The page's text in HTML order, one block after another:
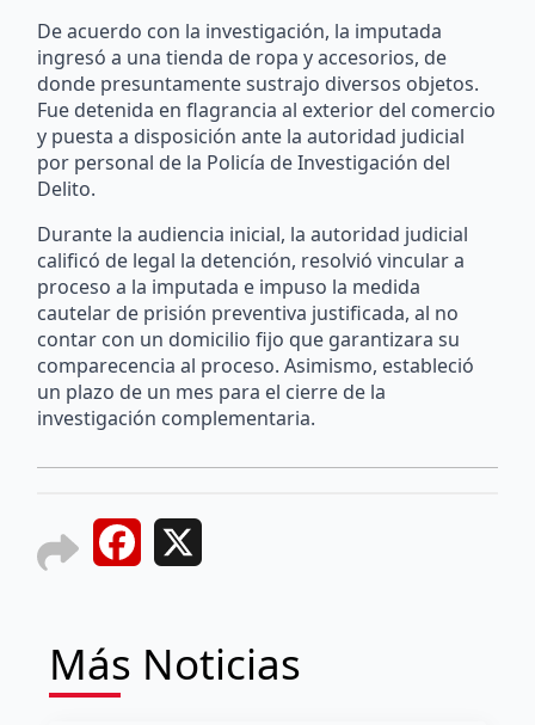
De acuerdo con la investigación, la imputada
ingresó a una tienda de ropa y accesorios, de
donde presuntamente sustrajo diversos objetos.
Fue detenida en flagrancia al exterior del comercio
y puesta a disposición ante la autoridad judicial
por personal de la Policía de Investigación del
Delito.
Durante la audiencia inicial, la autoridad judicial
calificó de legal la detención, resolvió vincular a
proceso a la imputada e impuso la medida
cautelar de prisión preventiva justificada, al no
contar con un domicilio fijo que garantizara su
comparecencia al proceso. Asimismo, estableció
un plazo de un mes para el cierre de la
investigación complementaria.
Facebook
Más Noticias